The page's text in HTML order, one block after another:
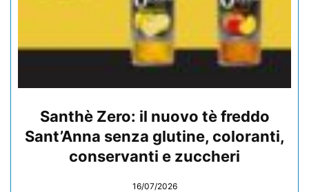
Santhè Zero: il nuovo tè freddo
Sant’Anna senza glutine, coloranti,
conservanti e zuccheri
16/07/2026